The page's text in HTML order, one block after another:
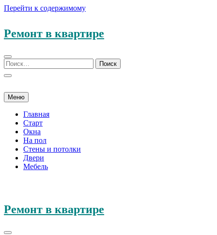
Перейти к содержимому
Ремонт в квартире
Меню
Главная
Старт
Окна
На пол
Стены и потолки
Двери
Мебель
Ремонт в квартире